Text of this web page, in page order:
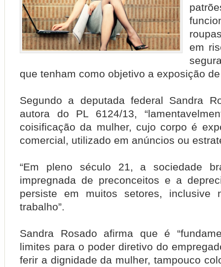
em
que tenham como objetivo a exposição
Segundo a deputada federal Sandra
autora do PL 6124/13,
coisificação da mulher, cujo corpo é
comercial, utilizado em anúncios ou
“Em pleno século 21, a sociedade
impregnada de preconceitos e a
persiste em muitos setores, inclusive
trabalho”.
Sandra Rosado afirma que é
limites para o poder diretivo do
ferir a dignidade da mulher, tampouco